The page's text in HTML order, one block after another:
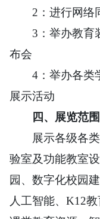
2：进行网络
3：举办教育装
布会
4：举办各类学
展示活动
四、 展览范围
展示各级各类
验室及功能教室
园、数字化校园
人工智能、K12